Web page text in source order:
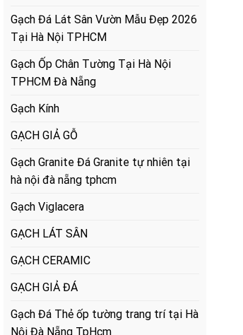
Gạch Đá Lát Sân Vườn Mẫu Đẹp 2026
Tại Hà Nội TPHCM
Gạch Ốp Chân Tường Tại Hà Nội
TPHCM Đà Nẵng
Gạch Kính
GẠCH GIẢ GỖ
Gạch Granite Đá Granite tự nhiên tại
hà nội đà nẵng tphcm
Gạch Viglacera
GẠCH LÁT SÂN
GẠCH CERAMIC
GẠCH GIẢ ĐÁ
Gạch Đá Thẻ ốp tường trang trí tại Hà
Nội Đà Nẵng TpHcm